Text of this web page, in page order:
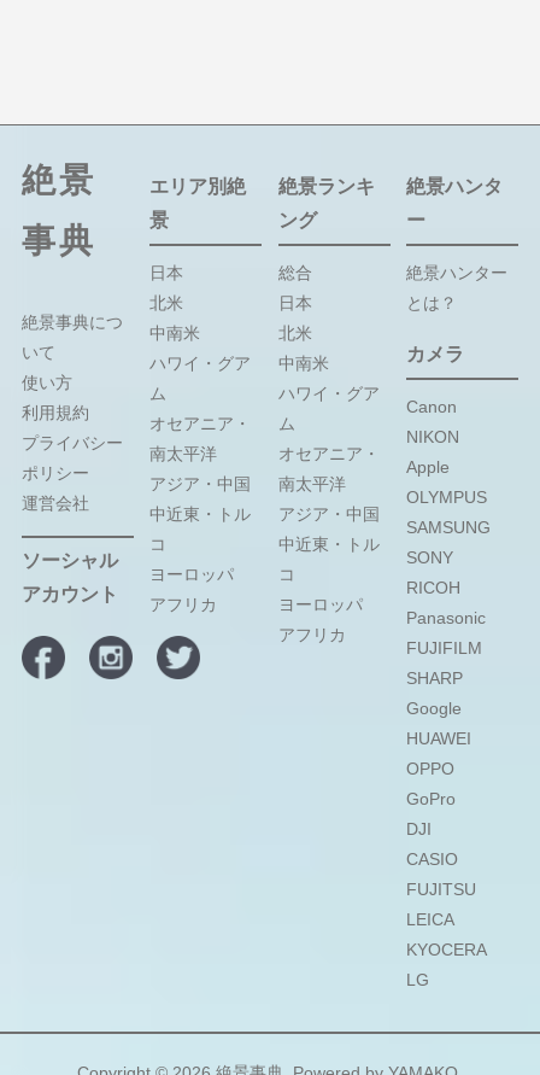
絶景
事典
絶景事典につ
いて
使い方
利用規約
プライバシー
ポリシー
運営会社
ソーシャル
アカウント
エリア別絶
景
日本
北米
中南米
ハワイ・グア
ム
オセアニア・
南太平洋
アジア・中国
中近東・トル
コ
ヨーロッパ
アフリカ
絶景ランキ
ング
総合
日本
北米
中南米
ハワイ・グア
ム
オセアニア・
南太平洋
アジア・中国
中近東・トル
コ
ヨーロッパ
アフリカ
絶景ハンタ
ー
絶景ハンター
とは？
カメラ
Canon
NIKON
Apple
OLYMPUS
SAMSUNG
SONY
RICOH
Panasonic
FUJIFILM
SHARP
Google
HUAWEI
OPPO
GoPro
DJI
CASIO
FUJITSU
LEICA
KYOCERA
LG